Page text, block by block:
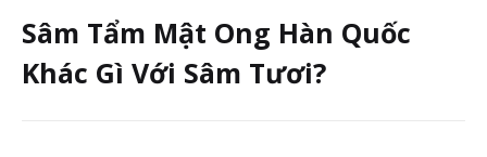
Sâm Tẩm Mật Ong Hàn Quốc
Khác Gì Với Sâm Tươi?